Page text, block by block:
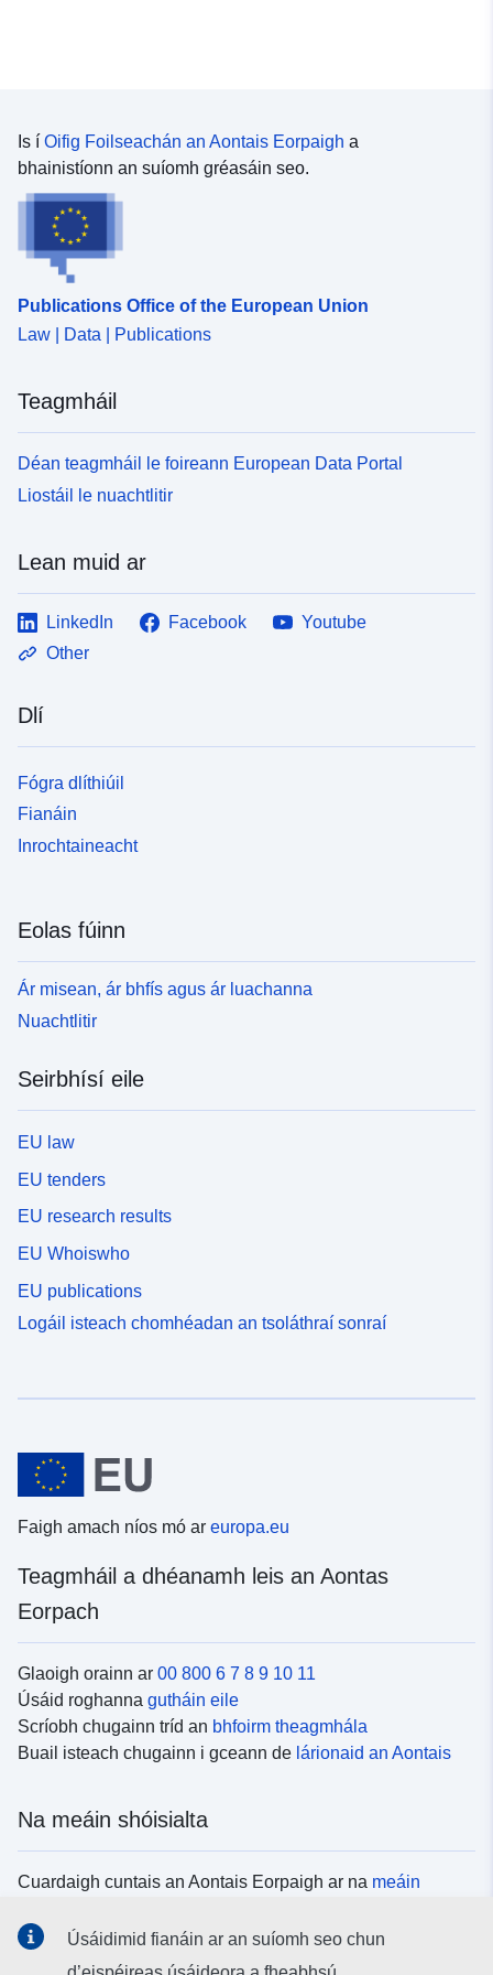
Is í Oifig Foilseachán an Aontais Eorpaigh a
bhainistíonn an suíomh gréasáin seo.
Publications Office of the European Union
Law | Data | Publications
Teagmháil
Déan teagmháil le foireann European Data Portal
Liostáil le nuachtlitir
Lean muid ar
LinkedIn Facebook
Youtube
Other
Dlí
Fógra dlíthiúil
Fianáin
Inrochtaineacht
Eolas fúinn
Ár misean, ár bhfís agus ár luachanna
Nuachtlitir
Seirbhísí eile
EU law
EU tenders
EU research results
EU Whoiswho
EU publications
Logáil isteach chomhéadan an tsoláthraí sonraí
Faigh amach níos mó ar europa.eu
Teagmháil a dhéanamh leis an Aontas
Eorpach
Glaoigh orainn ar 00 800 6 7 8 9 10 11
Úsáid roghanna gutháin eile
Scríobh chugainn tríd an bhfoirm theagmhála
Buail isteach chugainn i gceann de lárionaid an Aontais
Na meáin shóisialta
Cuardaigh cuntais an Aontais Eorpaigh ar na meáin
Úsáidimid fianáin ar an suíomh seo chun